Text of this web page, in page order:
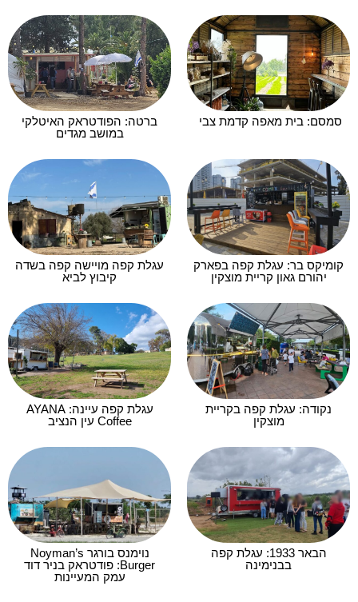
סמסם: בית מאפה קדמת צבי
ברטה: הפודטראק האיטלקי
במושב מגדים
קומיקס בר: עגלת קפה בפארק
יהורם גאון קריית מוצקין
עגלת קפה מויישה קפה בשדה
קיבוץ לביא
נקודה: עגלת קפה בקריית
מוצקין
עגלת קפה עיינה: AYANA
Coffee עין הנציב
הבאר 1933: עגלת קפה
בבנימינה
נוימנס בורגר Noyman’s
Burger: פודטראק בניר דוד
עמק המעיינות